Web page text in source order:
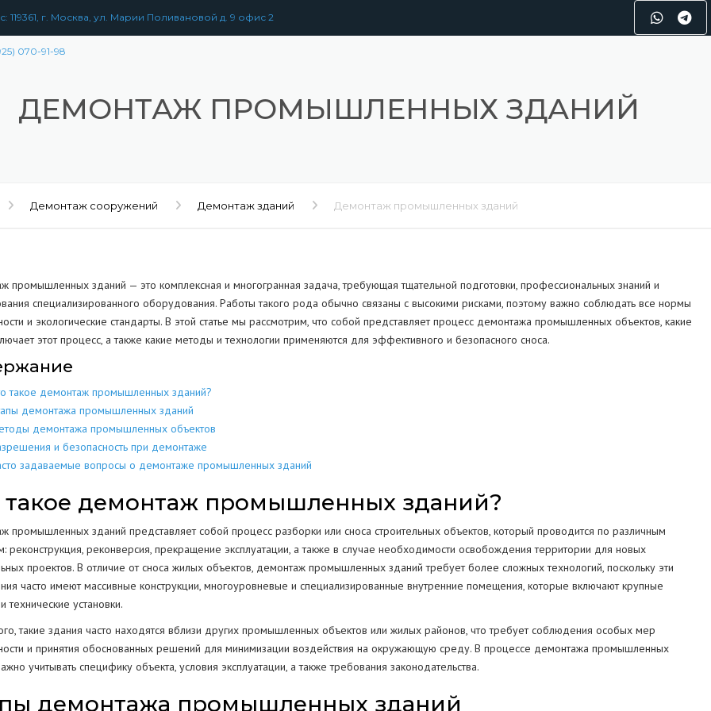
119361, г. Москва, ул. Марии Поливановой д. 9 офис 2
070-91-98
ЗДАНИЙ РАЗБОРКА
АНГАРОВ
РЕЗЕРВУАРОВ ЕМКОСТЕЙ
ЖЕЛЕЗОБЕТОННЫХ
КОЛОНН
ОПОР
ОГРАЖДЕНИЙ
РЕЗКА КОНСТРУКЦИЙ
СТЕН
ДЕМОНТАЖ ПРОМЫШЛЕННЫХ ЗДАНИЙ
Демонтаж сооружений Демонтаж зданий Демонтаж промышленных зданий
промышленных зданий — это комплексная и многогранная задача, требующая тщательной подготовки, профессиональных знаний и
специализированного оборудования. Работы такого рода обычно связаны с высокими рисками, поэтому важно соблюдать все нормы
и экологические стандарты. В этой статье мы рассмотрим, что собой представляет процесс демонтажа промышленных объектов, какие
этот процесс, а также какие методы и технологии применяются для эффективного и безопасного сноса.
такое демонтаж промышленных зданий?
демонтажа промышленных зданий
демонтажа промышленных объектов
и безопасность при демонтаже
задаваемые вопросы о демонтаже промышленных зданий
такое демонтаж промышленных зданий?
промышленных зданий представляет собой процесс разборки или сноса строительных объектов, который проводится по различным
реконструкция, реконверсия, прекращение эксплуатации, а также в случае необходимости освобождения территории для новых
проектов. В отличие от сноса жилых объектов, демонтаж промышленных зданий требует более сложных технологий, поскольку эти
часто имеют массивные конструкции, многоуровневые и специализированные внутренние помещения, которые включают крупные
технические установки.
такие здания часто находятся вблизи других промышленных объектов или жилых районов, что требует соблюдения особых мер
и принятия обоснованных решений для минимизации воздействия на окружающую среду. В процессе демонтажа промышленных
учитывать специфику объекта, условия эксплуатации, а также требования законодательства.
демонтажа промышленных зданий